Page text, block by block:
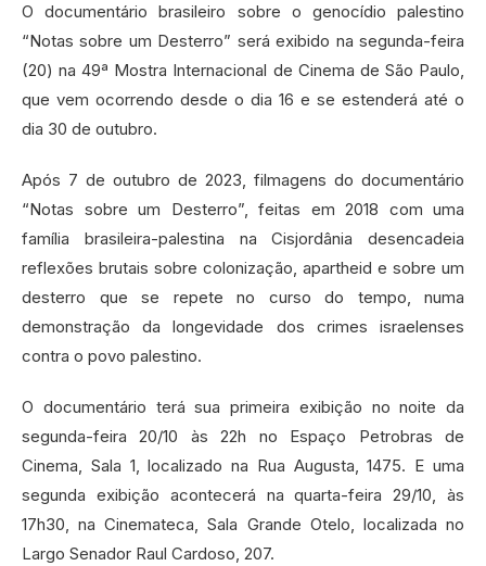
O documentário brasileiro sobre o genocídio palestino
“Notas sobre um Desterro” será exibido na segunda-feira
(20) na 49ª Mostra Internacional de Cinema de São Paulo,
que vem ocorrendo desde o dia 16 e se estenderá até o
dia 30 de outubro.
Após 7 de outubro de 2023, filmagens do documentário
“Notas sobre um Desterro”, feitas em 2018 com uma
família brasileira-palestina na Cisjordânia desencadeia
reflexões brutais sobre colonização, apartheid e sobre um
desterro que se repete no curso do tempo, numa
demonstração da longevidade dos crimes israelenses
contra o povo palestino.
O documentário terá sua primeira exibição no noite da
segunda-feira 20/10 às 22h no Espaço Petrobras de
Cinema, Sala 1, localizado na Rua Augusta, 1475. E uma
segunda exibição acontecerá na quarta-feira 29/10, às
17h30, na Cinemateca, Sala Grande Otelo, localizada no
Largo Senador Raul Cardoso, 207.